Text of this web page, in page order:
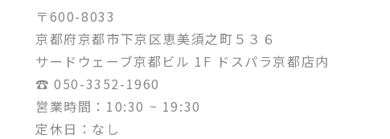
〒600-8033
京都府京都市下京区恵美須之町５３６
サードウェーブ京都ビル 1F ドスパラ京都店内
☎︎ 050-3352-1960
営業時間：10:30 ~ 19:30
定休日：なし